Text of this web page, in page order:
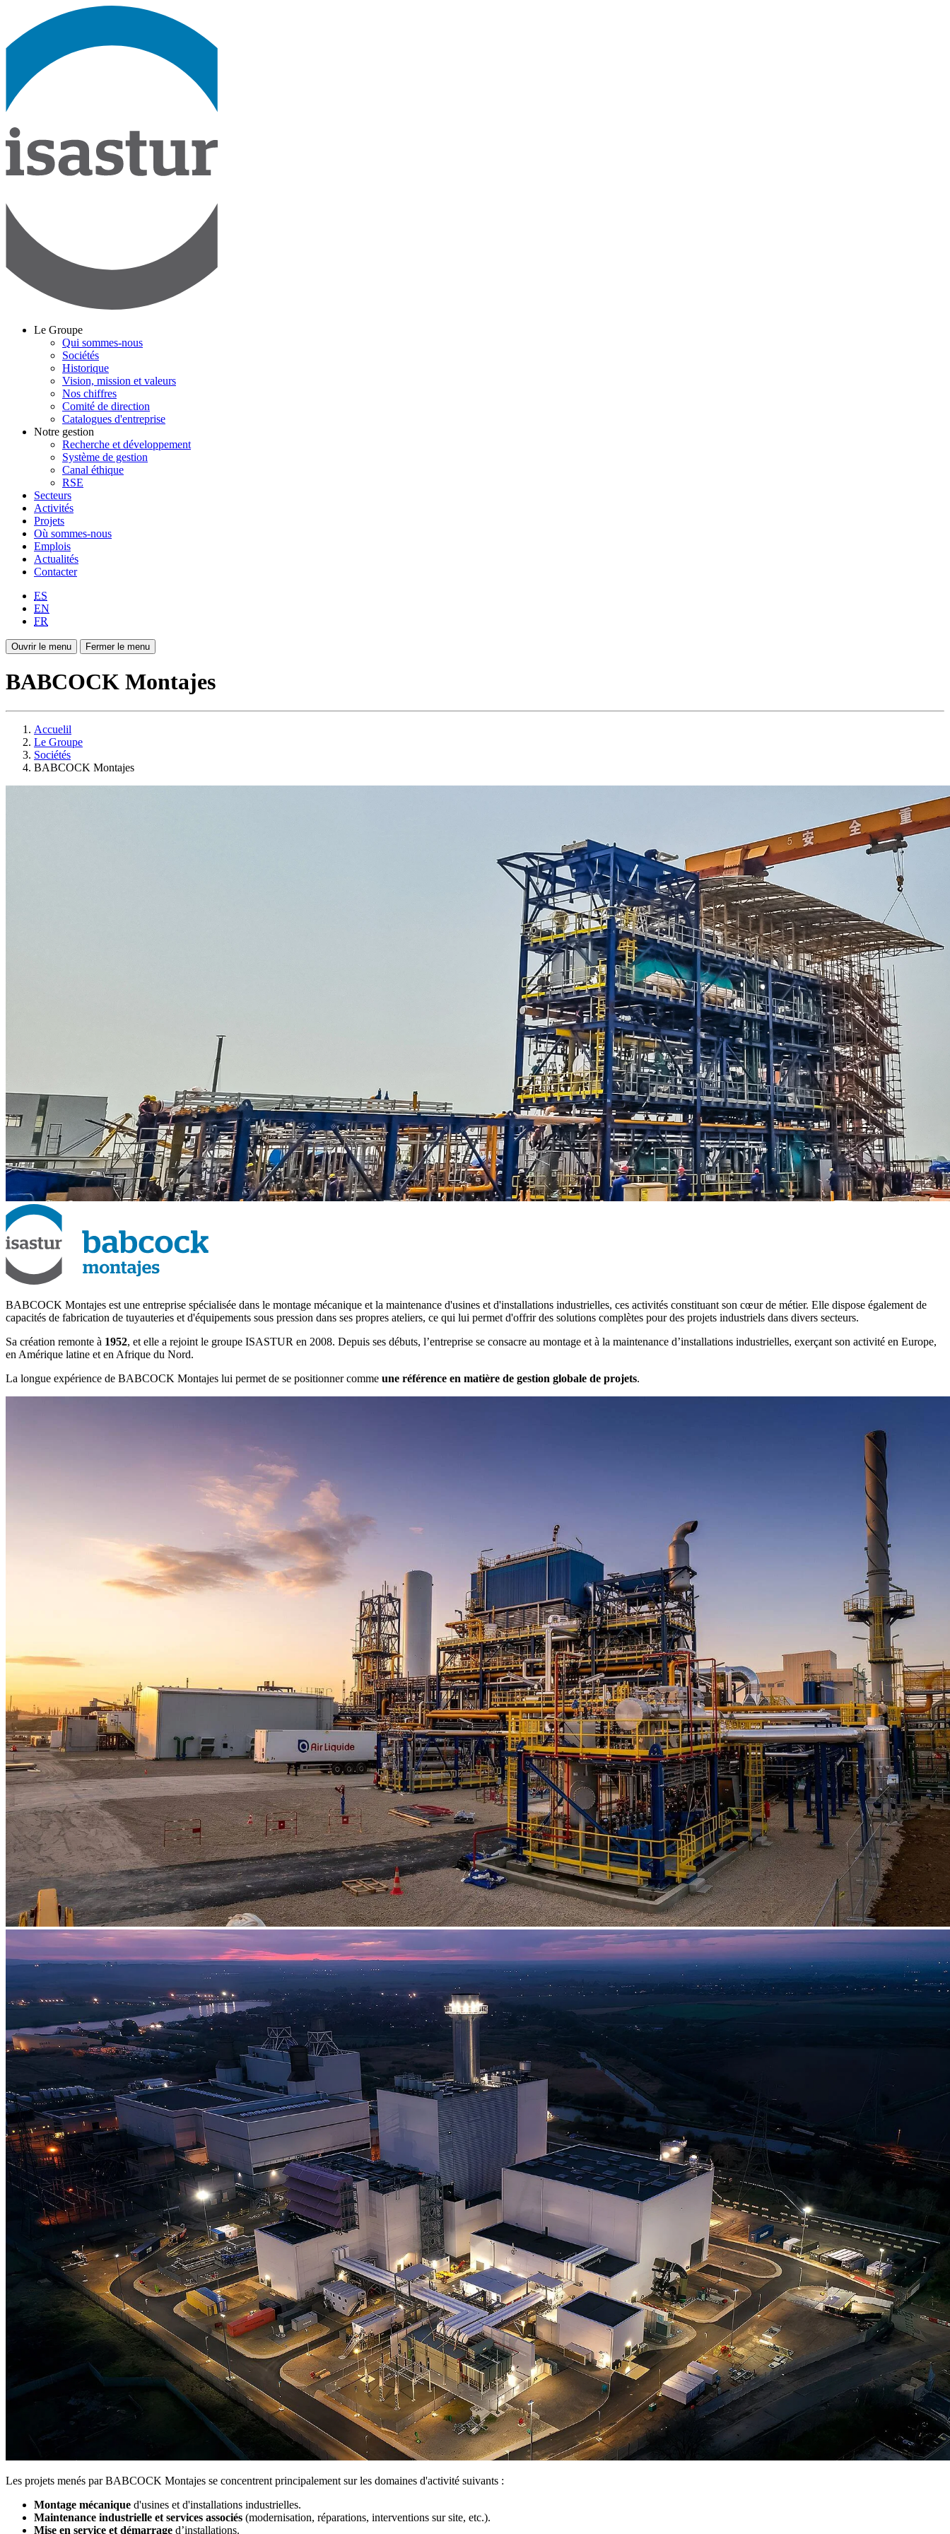
Le Groupe
Qui sommes-nous
Sociétés
Historique
Vision, mission et valeurs
Nos chiffres
Comité de direction
Catalogues d'entreprise
Notre gestion
Recherche et développement
Système de gestion
Canal éthique
RSE
Secteurs
Activités
Projets
Où sommes-nous
Emplois
Actualités
Contacter
ES
EN
FR
Ouvrir le menu Fermer le menu
BABCOCK Montajes
Accuelil
Le Groupe
Sociétés
BABCOCK Montajes
BABCOCK Montajes est une entreprise spécialisée dans le montage mécanique et la maintenance d'usines et d'installations industrielles, ces activités constituant son cœur de métier. Elle dispose également de
capacités de fabrication de tuyauteries et d'équipements sous pression dans ses propres ateliers, ce qui lui permet d'offrir des solutions complètes pour des projets industriels dans divers secteurs.
Sa création remonte à 1952, et elle a rejoint le groupe ISASTUR en 2008. Depuis ses débuts, l’entreprise se consacre au montage et à la maintenance d’installations industrielles, exerçant son activité en Europe,
en Amérique latine et en Afrique du Nord.
La longue expérience de BABCOCK Montajes lui permet de se positionner comme une référence en matière de gestion globale de projets.
Les projets menés par BABCOCK Montajes se concentrent principalement sur les domaines d'activité suivants :
Montage mécanique d'usines et d'installations industrielles.
Maintenance industrielle et services associés (modernisation, réparations, interventions sur site, etc.).
Mise en service et démarrage d’installations.